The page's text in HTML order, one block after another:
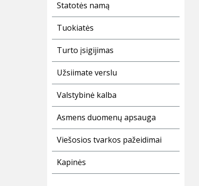
Statotės namą
Tuokiatės
Turto įsigijimas
Užsiimate verslu
Valstybinė kalba
Asmens duomenų apsauga
Viešosios tvarkos pažeidimai
Kapinės